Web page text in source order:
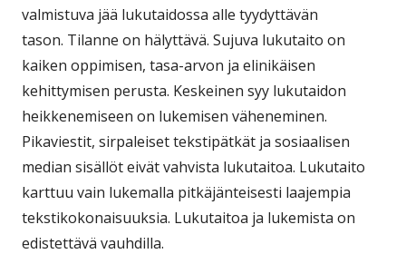
valmistuva jää lukutaidossa alle tyydyttävän
tason. Tilanne on hälyttävä. Sujuva lukutaito on
kaiken oppimisen, tasa-arvon ja elinikäisen
kehittymisen perusta. Keskeinen syy lukutaidon
heikkenemiseen on lukemisen väheneminen.
Pikaviestit, sirpaleiset tekstipätkät ja sosiaalisen
median sisällöt eivät vahvista lukutaitoa. Lukutaito
karttuu vain lukemalla pitkäjänteisesti laajempia
tekstikokonaisuuksia. Lukutaitoa ja lukemista on
edistettävä vauhdilla.